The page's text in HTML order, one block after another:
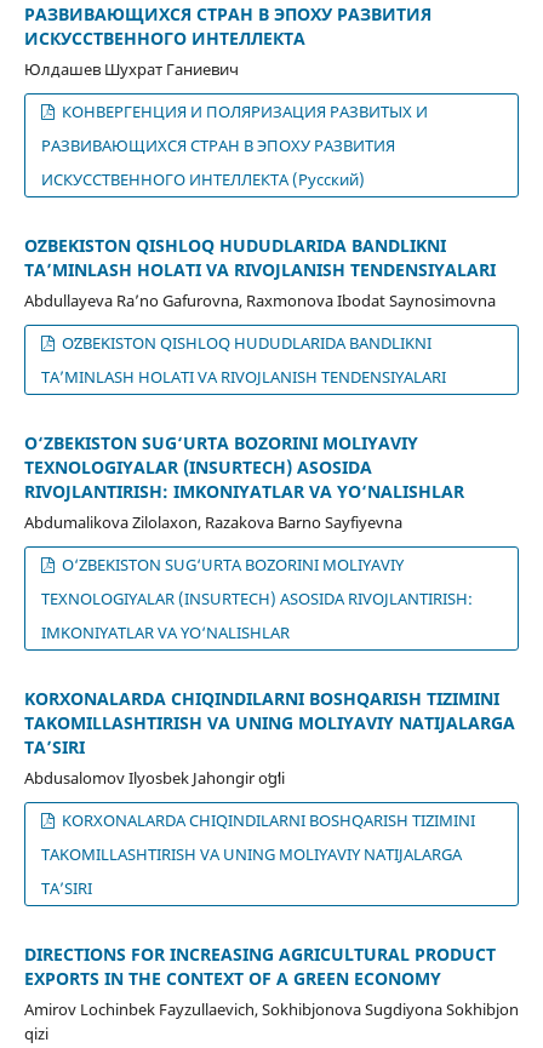
РАЗВИВАЮЩИХСЯ СТРАН В ЭПОХУ РАЗВИТИЯ
ИСКУССТВЕННОГО ИНТЕЛЛЕКТА
Юлдашев Шухрат Ганиевич
КОНВЕРГЕНЦИЯ И ПОЛЯРИЗАЦИЯ РАЗВИТЫХ И
РАЗВИВАЮЩИХСЯ СТРАН В ЭПОХУ РАЗВИТИЯ
ИСКУССТВЕННОГО ИНТЕЛЛЕКТА (Русский)
OʻZBEKISTON QISHLOQ HUDUDLARIDA BANDLIKNI
TAʼMINLASH HOLATI VA RIVOJLANISH TENDENSIYALARI
Abdullayeva Raʼno Gafurovna, Raxmonova Ibodat Saynosimovna
OʻZBEKISTON QISHLOQ HUDUDLARIDA BANDLIKNI
TAʼMINLASH HOLATI VA RIVOJLANISH TENDENSIYALARI
O‘ZBEKISTON SUG‘URTA BOZORINI MOLIYAVIY
TEXNOLOGIYALAR (INSURTECH) ASOSIDA
RIVOJLANTIRISH: IMKONIYATLAR VA YO‘NALISHLAR
Abdumalikova Zilolaxon, Razakova Barno Sayfiyevna
O‘ZBEKISTON SUG‘URTA BOZORINI MOLIYAVIY
TEXNOLOGIYALAR (INSURTECH) ASOSIDA RIVOJLANTIRISH:
IMKONIYATLAR VA YO‘NALISHLAR
KORXONALARDA CHIQINDILARNI BOSHQARISH TIZIMINI
TAKOMILLASHTIRISH VA UNING MOLIYAVIY NATIJALARGA
TAʼSIRI
Abdusalomov Ilyosbek Jahongir oʻgʻli
KORXONALARDA CHIQINDILARNI BOSHQARISH TIZIMINI
TAKOMILLASHTIRISH VA UNING MOLIYAVIY NATIJALARGA
TAʼSIRI
DIRECTIONS FOR INCREASING AGRICULTURAL PRODUCT
EXPORTS IN THE CONTEXT OF A GREEN ECONOMY
Amirov Lochinbek Fayzullaevich, Sokhibjonova Sugdiyona Sokhibjon
qizi